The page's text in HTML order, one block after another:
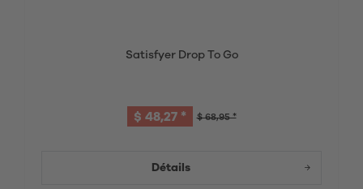
Satisfyer Drop To Go
$ 68,95 *
$ 48,27 *
Détails